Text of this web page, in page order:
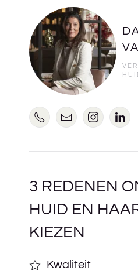
3 REDENEN
HUID EN
KIEZEN
Kwaliteit